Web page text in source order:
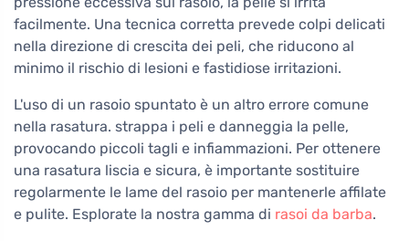
facilmente. Una tecnica corretta prevede colpi delicati
nella direzione di crescita dei peli, che riducono al
minimo il rischio di lesioni e fastidiose irritazioni.
L'uso di un rasoio spuntato è un altro errore comune
nella rasatura. strappa i peli e danneggia la pelle,
provocando piccoli tagli e infiammazioni. Per ottenere
una rasatura liscia e sicura, è importante sostituire
regolarmente le lame del rasoio per mantenerle affilate
e pulite. Esplorate la nostra gamma di rasoi da barba.